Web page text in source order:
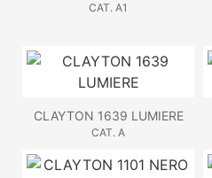
CAT. A1
CLAYTON 1639 LUMIERE
CAT. A